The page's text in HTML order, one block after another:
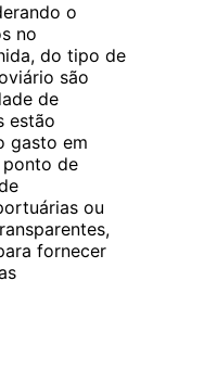
o
no
do tipo de
são
de
estão
gasto em
de
ou
fornecer